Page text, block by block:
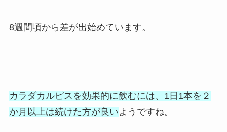
8週間頃から差が出始めています。
カラダカルピスを効果的に飲むには、1日1本を２
か月以上は続けた方が良いようですね。